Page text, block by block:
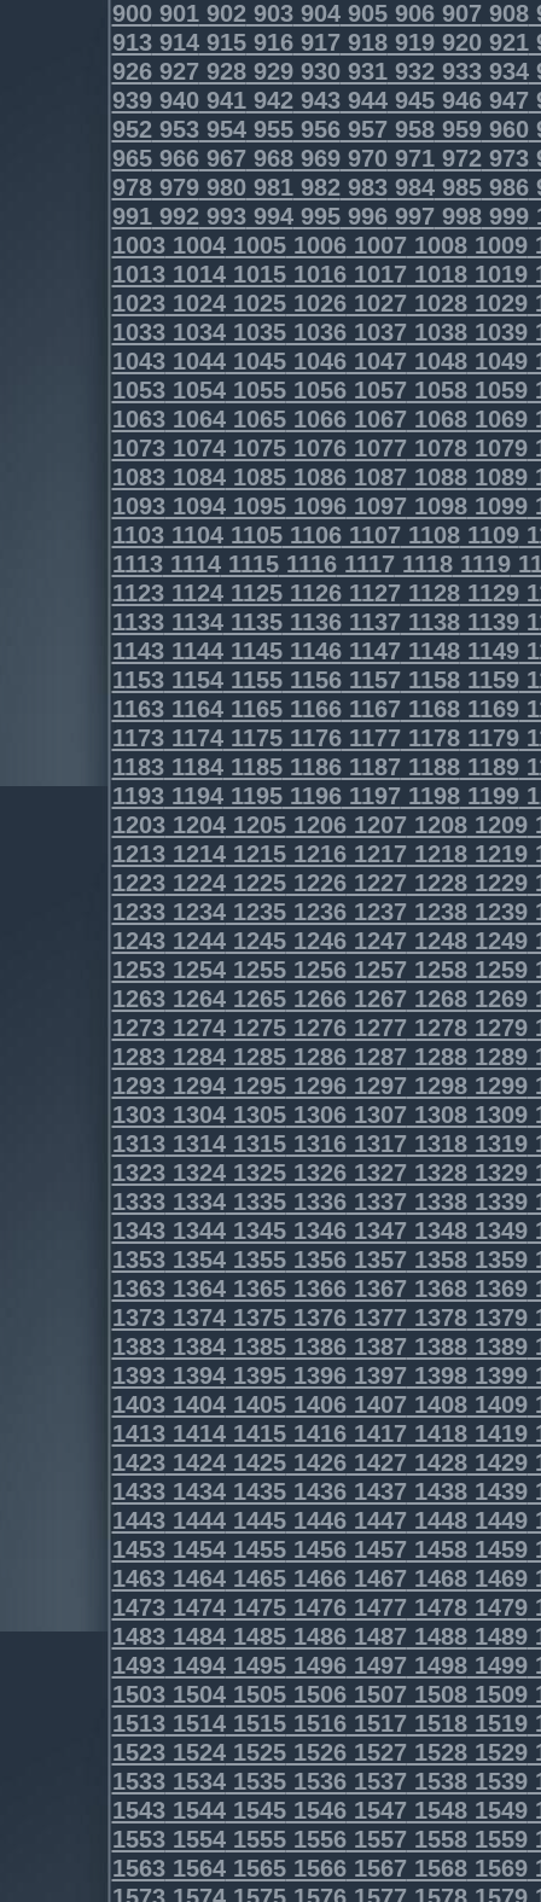
900901902903904905906907908
913914915916917918919920921
926927928929930931932933934
939940941942943944945946947
952953954955956957958959960
965966967968969970971972973
978979980981982983984985986
991992993994995996997998999
1003100410051006100710081009
1013101410151016101710181019
1023102410251026102710281029
1033103410351036103710381039
1043104410451046104710481049
1053105410551056105710581059
1063106410651066106710681069
1073107410751076107710781079
1083108410851086108710881089
1093109410951096109710981099
1103110411051106110711081109
1113111411151116111711181119
1123112411251126112711281129
1133113411351136113711381139
1143114411451146114711481149
1153115411551156115711581159
1163116411651166116711681169
1173117411751176117711781179
1183118411851186118711881189
1193119411951196119711981199
1203120412051206120712081209
1213121412151216121712181219
1223122412251226122712281229
1233123412351236123712381239
1243124412451246124712481249
1253125412551256125712581259
1263126412651266126712681269
1273127412751276127712781279
1283128412851286128712881289
1293129412951296129712981299
1303130413051306130713081309
1313131413151316131713181319
1323132413251326132713281329
1333133413351336133713381339
1343134413451346134713481349
1353135413551356135713581359
1363136413651366136713681369
1373137413751376137713781379
1383138413851386138713881389
1393139413951396139713981399
1403140414051406140714081409
1413141414151416141714181419
1423142414251426142714281429
1433143414351436143714381439
1443144414451446144714481449
1453145414551456145714581459
1463146414651466146714681469
1473147414751476147714781479
1483148414851486148714881489
1493149414951496149714981499
1503150415051506150715081509
1513151415151516151715181519
1523152415251526152715281529
1533153415351536153715381539
1543154415451546154715481549
1553155415551556155715581559
1563156415651566156715681569